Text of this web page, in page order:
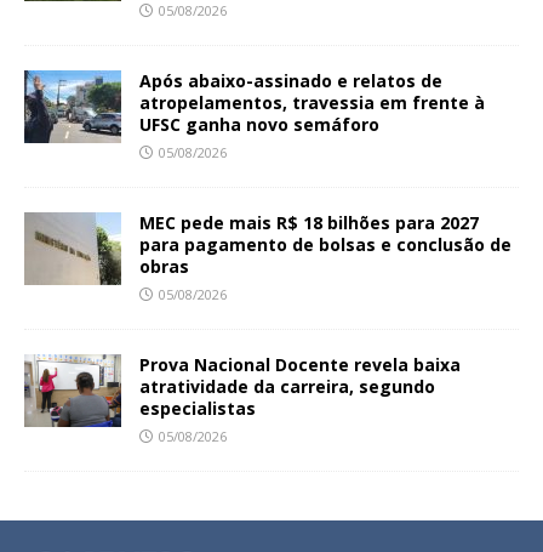
05/08/2026
Após abaixo-assinado e relatos de
atropelamentos, travessia em frente à
UFSC ganha novo semáforo
05/08/2026
MEC pede mais R$ 18 bilhões para 2027
para pagamento de bolsas e conclusão de
obras
05/08/2026
Prova Nacional Docente revela baixa
atratividade da carreira, segundo
especialistas
05/08/2026